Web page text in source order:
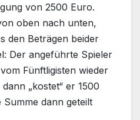
von 2500 Euro.
oben nach unten,
den Beträgen beider
Der angeführte Spieler
Fünftligisten wieder
„kostet“ er 1500
dann geteilt